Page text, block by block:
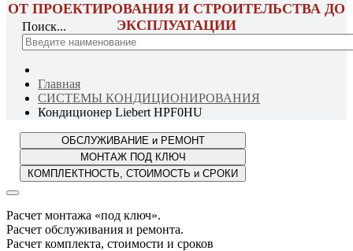
ОТ ПРОЕКТИРОВАНИЯ И СТРОИТЕЛЬСТВА ДО
ЭКСПЛУАТАЦИИ
Поиск...
Главная
СИСТЕМЫ КОНДИЦИОНИРОВАНИЯ
Кондиционер Liebert HPF0HU
Расчет монтажа «под ключ».
Расчет обслуживания и ремонта.
Расчет комплекта, стоимости и сроков